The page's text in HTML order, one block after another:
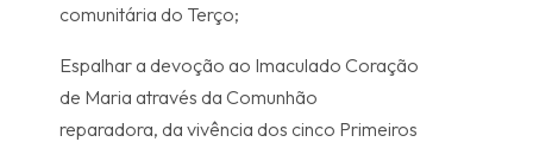
comunitária do Terço;
Espalhar a devoção ao Imaculado Coração
de Maria através da Comunhão
reparadora, da vivência dos cinco Primeiros